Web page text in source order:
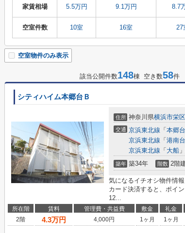
家賃相場 5.5万円 9.1万円 8.7
空室件数 10室 16室 27
空室物件のみ表示
該当公開件数148棟 空き数58件
シティハイム本郷台Ｂ
住所 神奈川県横浜市栄区
交通 京浜東北線 「 本郷台
京浜東北線 「 港南台
京浜東北線 「 大船
築年 築34年 階数 2階
気になるイチオシ物件情
カード決済すると、ポイ
12...
所在階 賃料 管理費・共益費 敷金 礼金
2階
4.3万円 4,000円 1ヶ月 1ヶ月